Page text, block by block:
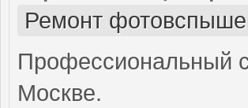
Ремонт
Профессиональный
Москве.